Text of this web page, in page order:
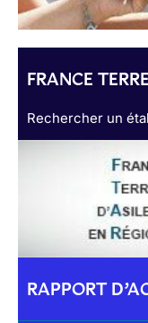
FRANCE
Rechercher un
RAPPORT